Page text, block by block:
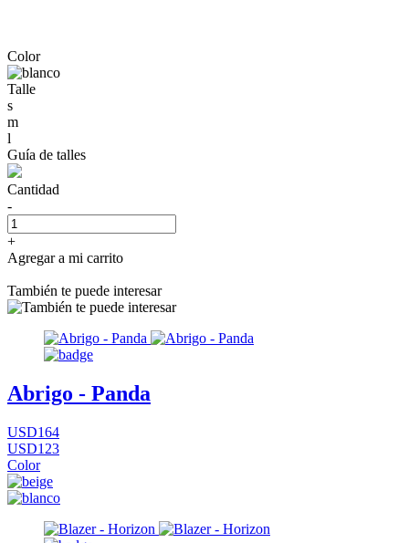
Color
Talle
s
m
l
Guía de talles
Cantidad
-
+
Agregar a mi carrito
También te puede interesar
Abrigo - Panda
USD164
USD123
Color